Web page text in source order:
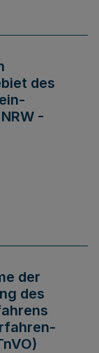
des
-
der
des